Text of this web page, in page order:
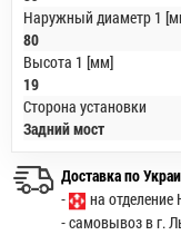
Наружный диаметр 1
80
Высота 1 [мм]
19
Сторона установки
Задний мост
Доставка по
-
на
- самовывоз в г.